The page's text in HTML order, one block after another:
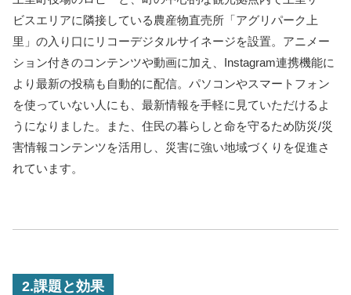
ビスエリアに隣接している農産物直売所「アグリパーク上
里」の入り口にリコーデジタルサイネージを設置。アニメー
ション付きのコンテンツや動画に加え、Instagram連携機能に
より最新の投稿も自動的に配信。パソコンやスマートフォン
を使っていない人にも、最新情報を手軽に見ていただけるよ
うになりました。また、住民の暮らしと命を守るため防災/災
害情報コンテンツを活用し、災害に強い地域づくりを促進さ
れています。
2.課題と効果